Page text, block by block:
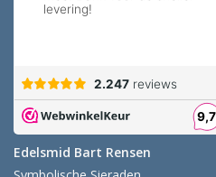
Edelsmid Bart Rensen